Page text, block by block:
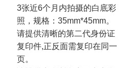
3张近6个月内拍摄的白底彩
照，规格：35mm*45mm。
请提供清晰的第二代身份证
复印件,正反面需复印在同一
页。